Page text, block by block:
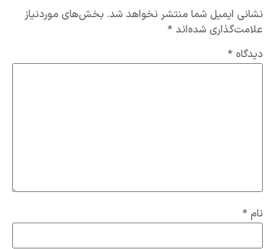
نشانی ایمیل شما منتشر نخواهد شد. بخش‌های موردنیاز
علامت‌گذاری شده‌اند*
دیدگاه *
نام *